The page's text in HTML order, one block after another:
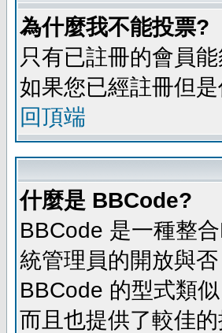
為什麼我不能投票?
只有已註冊的會員
如果您已經註冊但
回頂端
什麼是 BBCode?
BBCode 是一種整
統管理員的開放與
BBCode 的型式類
而且也提供了較佳